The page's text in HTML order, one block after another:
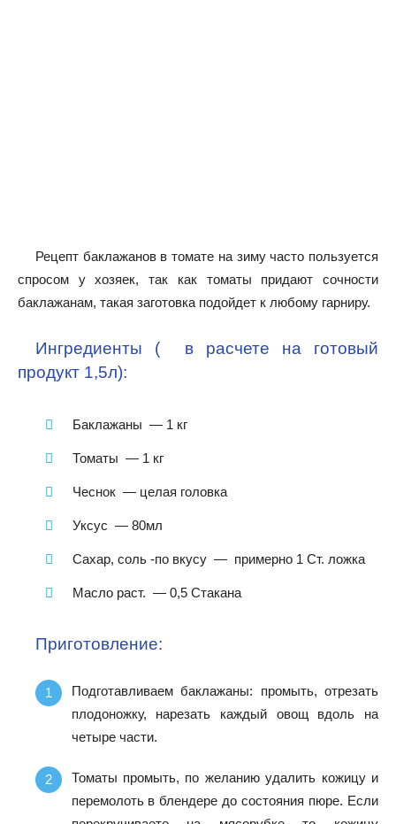
Рецепт баклажанов в томате на зиму часто пользуется
спросом у хозяек, так как томаты придают сочности
баклажанам, такая заготовка подойдет к любому гарниру.
Ингредиенты ( в расчете на готовый
продукт 1,5л):
Баклажаны — 1 кг
Томаты — 1 кг
Чеснок — целая головка
Уксус — 80мл
Сахар, соль -по вкусу — примерно 1 Ст. ложка
Масло раст. — 0,5 Стакана
Приготовление:
Подготавливаем баклажаны: промыть, отрезать
плодоножку, нарезать каждый овощ вдоль на
четыре части.
Томаты промыть, по желанию удалить кожицу и
перемолоть в блендере до состояния пюре. Если